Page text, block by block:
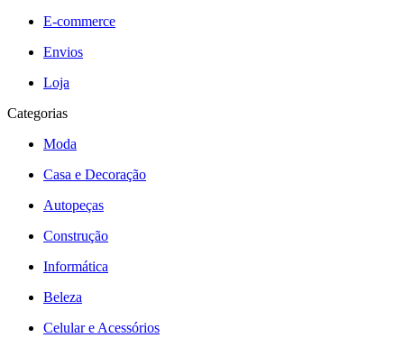
E-commerce
Envios
Loja
Categorias
Moda
Casa e Decoração
Autopeças
Construção
Informática
Beleza
Celular e Acessórios